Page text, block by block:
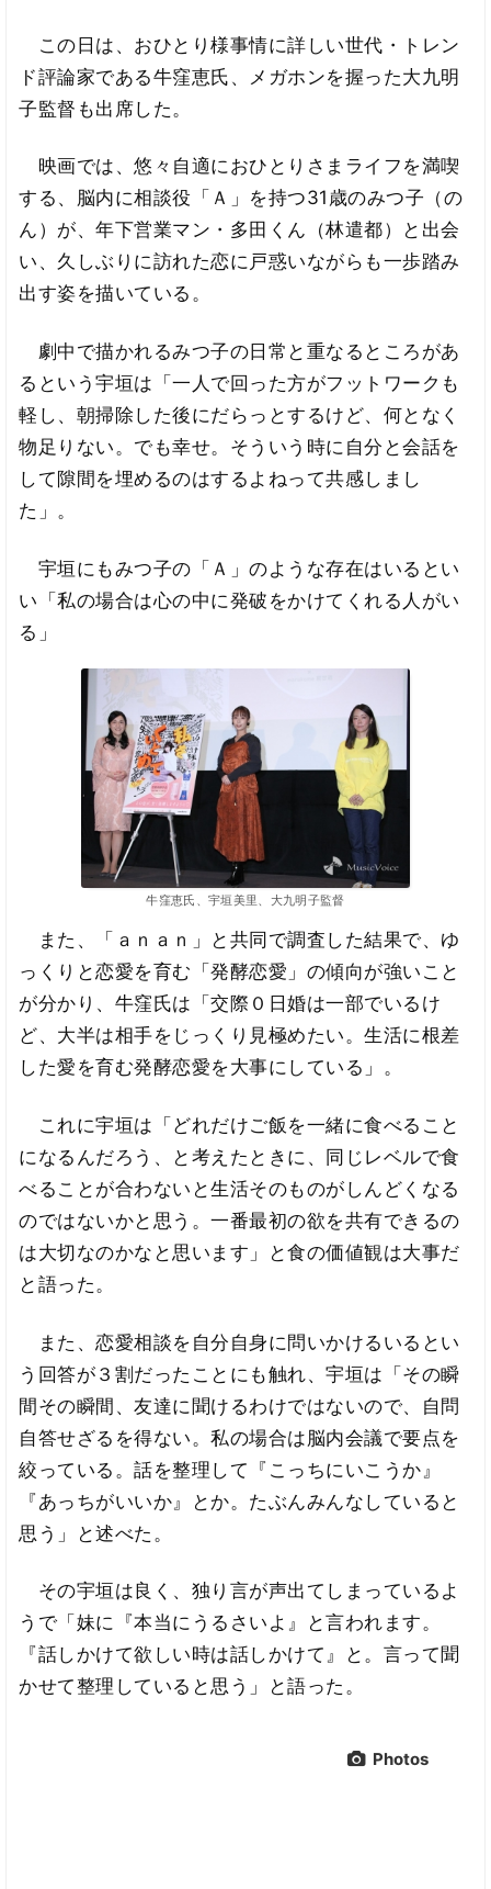
この日は、おひとり様事情に詳しい世代・トレン
ド評論家である牛窪恵氏、メガホンを握った大九明
子監督も出席した。
映画では、悠々自適におひとりさまライフを満喫
する、脳内に相談役「Ａ」を持つ31歳のみつ子（の
ん）が、年下営業マン・多田くん（林遣都）と出会
い、久しぶりに訪れた恋に戸惑いながらも一歩踏み
出す姿を描いている。
劇中で描かれるみつ子の日常と重なるところがあ
るという宇垣は「一人で回った方がフットワークも
軽し、朝掃除した後にだらっとするけど、何となく
物足りない。でも幸せ。そういう時に自分と会話を
して隙間を埋めるのはするよねって共感しまし
た」。
宇垣にもみつ子の「Ａ」のような存在はいるとい
い「私の場合は心の中に発破をかけてくれる人がい
る」
牛窪恵氏、宇垣美里、大九明子監督
また、「ａｎａｎ」と共同で調査した結果で、ゆ
っくりと恋愛を育む「発酵恋愛」の傾向が強いこと
が分かり、牛窪氏は「交際０日婚は一部でいるけ
ど、大半は相手をじっくり見極めたい。生活に根差
した愛を育む発酵恋愛を大事にしている」。
これに宇垣は「どれだけご飯を一緒に食べること
になるんだろう、と考えたときに、同じレベルで食
べることが合わないと生活そのものがしんどくなる
のではないかと思う。一番最初の欲を共有できるの
は大切なのかなと思います」と食の価値観は大事だ
と語った。
また、恋愛相談を自分自身に問いかけるいるとい
う回答が３割だったことにも触れ、宇垣は「その瞬
間その瞬間、友達に聞けるわけではないので、自問
自答せざるを得ない。私の場合は脳内会議で要点を
絞っている。話を整理して『こっちにいこうか』
『あっちがいいか』とか。たぶんみんなしていると
思う」と述べた。
その宇垣は良く、独り言が声出てしまっているよ
うで「妹に『本当にうるさいよ』と言われます。
『話しかけて欲しい時は話しかけて』と。言って聞
かせて整理していると思う」と語った。
Photos